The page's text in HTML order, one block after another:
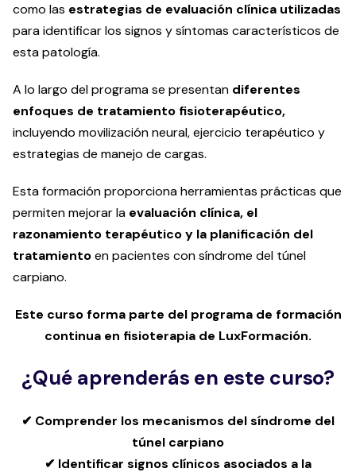
como las estrategias de evaluación clínica utilizadas
para identificar los signos y síntomas característicos de
esta patología.
A lo largo del programa se presentan diferentes
enfoques de tratamiento fisioterapéutico,
incluyendo movilización neural, ejercicio terapéutico y
estrategias de manejo de cargas.
Esta formación proporciona herramientas prácticas que
permiten mejorar la evaluación clínica, el
razonamiento terapéutico y la planificación del
tratamientoen pacientes con síndrome del túnel
carpiano.
Este curso forma parte del programa de formación
continua en fisioterapia de LuxFormación.
¿Qué aprenderás en este curso?
✔ Comprender los mecanismos del síndrome del
túnel carpiano
✔ Identificar signos clínicos asociados a la